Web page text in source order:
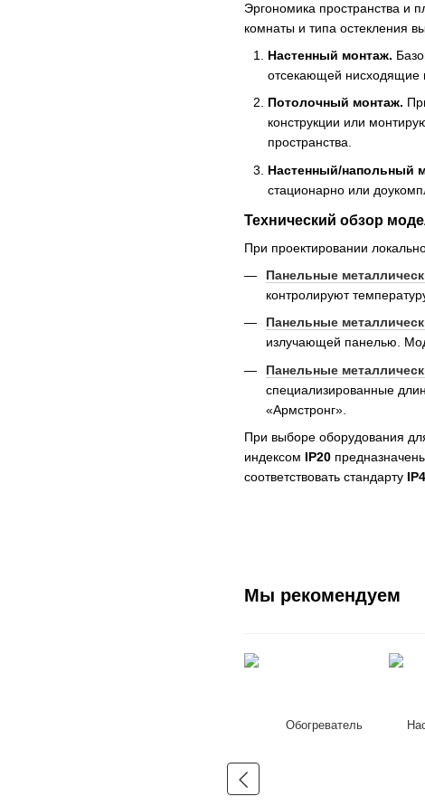
Эргономика пространства и
комнаты и типа остекления
Настенный монтаж.
отсекающей нисходящие
Потолочный монтаж.
конструкции или
пространства.
Настенный/напольный
стационарно или
Технический обзор
При проектировании
Панельные
контролируют
Панельные
излучающей панелью.
Панельные
специализированные
«Армстронг».
При выборе оборудования
индексом IP20
соответствовать стандарту
Мы рекомендуем